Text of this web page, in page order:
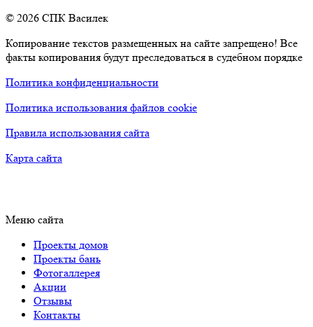
© 2026 СПК Василек
Копирование текстов размещенных на сайте запрещено! Все
факты копирования будут преследоваться в судебном порядке
Политика конфиденциальности
Политика использования файлов cookie
Правила использования сайта
Карта сайта
Меню сайта
Проекты домов
Проекты бань
Фотогаллерея
Акции
Отзывы
Контакты